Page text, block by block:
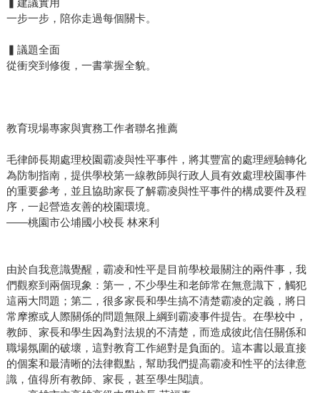
一步一步，陪你走過每個關卡。
▍議題全面
從衝突到修復，一書掌握全貌。
教育現場專家與實務工作者聯名推薦
毛律師長期處理校園霸凌與性平事件，將其豐富的處理經驗轉化
為防制指南，提供學校第一線教師與行政人員有效處理校園事件
的重要參考，並且協助家長了解霸凌與性平事件的構成要件及程
序，一起營造友善的校園環境。
——桃園市公埔國小校長 林來利
由於自我意識覺醒，霸凌和性平是目前學校最關注的兩件事，我
們觀察到兩個現象：第一，不少學生和老師常在無意識下，觸犯
這兩大問題；第二，很多家長和學生搞不清楚霸凌的定義，將日
常摩擦或人際關係的問題無限上綱到霸凌事件提告。在學校中，
教師、家長和學生因為對法規的不清楚，而造成彼此信任關係和
職場氛圍的破壞，這對教育工作絕對是負面的。這本書以最直接
的個案和最清晰的法律觀點，幫助我們提高霸凌和性平的法律意
識，值得所有教師、家長，甚至學生閱讀。